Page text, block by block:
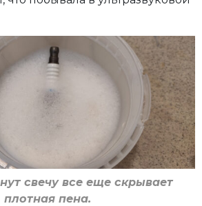
свечу все еще скрывает
плотная пена.